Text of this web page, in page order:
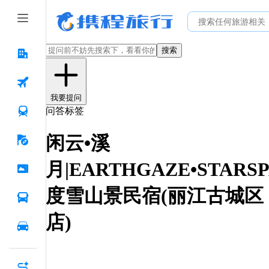
搜索
我要提问
问答标签
闲云•溪
月
度雪山景民宿(丽江古城区
店)